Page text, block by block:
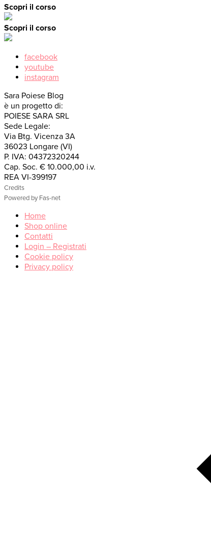
Scopri il corso
Scopri il corso
facebook
youtube
instagram
Sara Poiese Blog
è un progetto di:
POIESE SARA SRL
Sede Legale:
Via Btg. Vicenza 3A
36023 Longare (VI)
P. IVA: 04372320244
Cap. Soc. € 10.000,00 i.v.
REA VI-399197
Credits
Powered by Fas-net
Home
Shop online
Contatti
Login – Registrati
Cookie policy
Privacy policy